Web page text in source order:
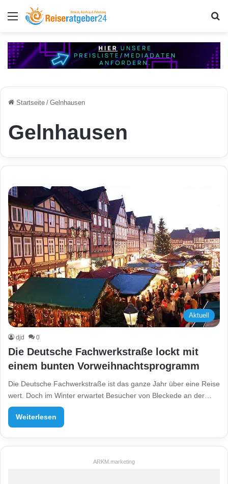
Menü
Startseite / Gelnhausen
Gelnhausen
Aktuell
djd 0
Die Deutsche Fachwerkstraße lockt mit
einem bunten Vorweihnachtsprogramm
Die Deutsche Fachwerkstraße ist das ganze Jahr über eine Reise
wert. Doch im Winter erwartet Besucher von Bleckede an der…
Weiterlesen
ARKM.marketing